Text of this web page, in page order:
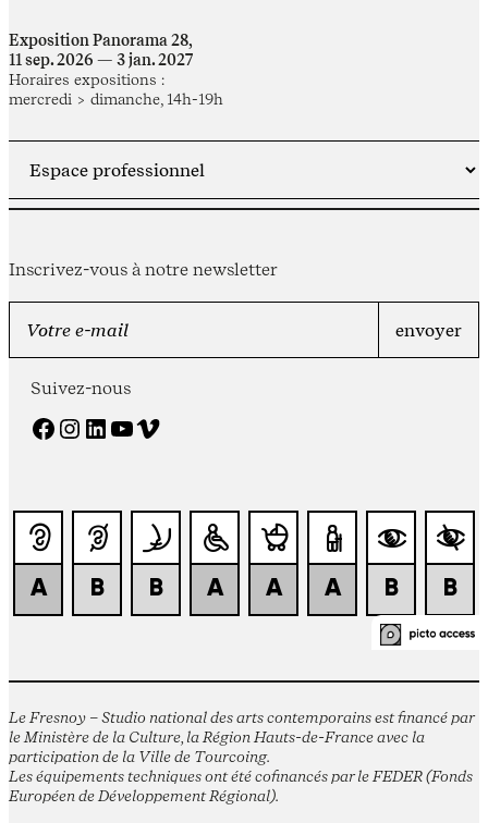
Exposition Panorama 28,
11 sep. 2026 — 3 jan. 2027
Horaires expositions :
mercredi > dimanche, 14h-19h
Inscrivez-vous à notre newsletter
Suivez-nous
Facebook Instagram LinkedIn YouTube Vimeo
Le Fresnoy – Studio national des arts contemporains est financé par
le Ministère de la Culture, la Région Hauts-de-France avec la
participation de la Ville de Tourcoing.
Les équipements techniques ont été cofinancés par le FEDER (Fonds
Européen de Développement Régional).